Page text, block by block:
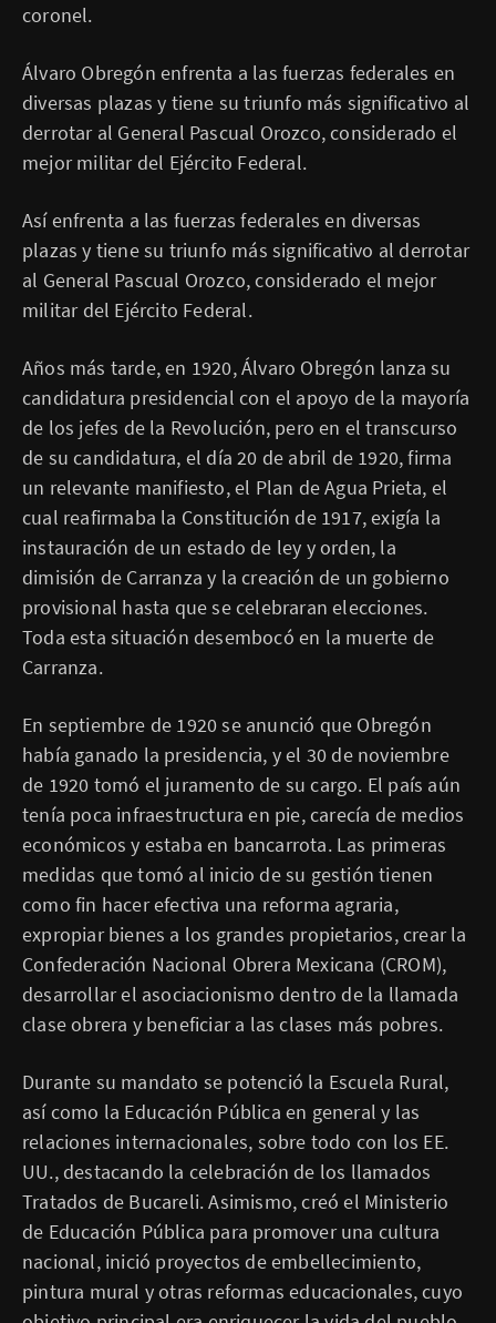
coronel.
Álvaro Obregón enfrenta a las fuerzas federales en
diversas plazas y tiene su triunfo más significativo al
derrotar al General Pascual Orozco, considerado el
mejor militar del Ejército Federal.
Así enfrenta a las fuerzas federales en diversas
plazas y tiene su triunfo más significativo al derrotar
al General Pascual Orozco, considerado el mejor
militar del Ejército Federal.
Años más tarde, en 1920, Álvaro Obregón lanza su
candidatura presidencial con el apoyo de la mayoría
de los jefes de la Revolución, pero en el transcurso
de su candidatura, el día 20 de abril de 1920, firma
un relevante manifiesto, el Plan de Agua Prieta, el
cual reafirmaba la Constitución de 1917, exigía la
instauración de un estado de ley y orden, la
dimisión de Carranza y la creación de un gobierno
provisional hasta que se celebraran elecciones.
Toda esta situación desembocó en la muerte de
Carranza.
En septiembre de 1920 se anunció que Obregón
había ganado la presidencia, y el 30 de noviembre
de 1920 tomó el juramento de su cargo. El país aún
tenía poca infraestructura en pie, carecía de medios
económicos y estaba en bancarrota. Las primeras
medidas que tomó al inicio de su gestión tienen
como fin hacer efectiva una reforma agraria,
expropiar bienes a los grandes propietarios, crear la
Confederación Nacional Obrera Mexicana (CROM),
desarrollar el asociacionismo dentro de la llamada
clase obrera y beneficiar a las clases más pobres.
Durante su mandato se potenció la Escuela Rural,
así como la Educación Pública en general y las
relaciones internacionales, sobre todo con los EE.
UU., destacando la celebración de los llamados
Tratados de Bucareli. Asimismo, creó el Ministerio
de Educación Pública para promover una cultura
nacional, inició proyectos de embellecimiento,
pintura mural y otras reformas educacionales, cuyo